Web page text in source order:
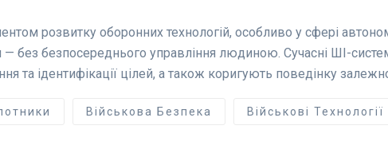
розвитку оборонних технологій, особливо у сфері
без безпосереднього управління людиною. Сучасні ШІ-
та ідентифікації цілей, а також коригують поведінку
Військова Безпека Військові Технології